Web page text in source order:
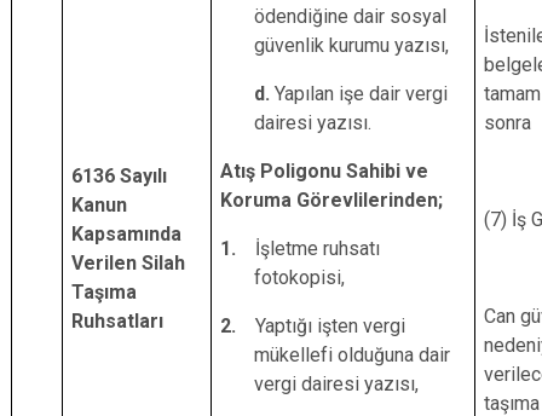
6136 Sayılı
Kanun
Kapsamında
Verilen Silah
Taşıma
Ruhsatları
ödendiğine dair sosyal
güvenlik kurumu yazısı,
d. Yapılan işe dair vergi
dairesi yazısı.
Atış Poligonu Sahibi ve
Koruma Görevlilerinden;
1. İşletme ruhsatı
fotokopisi,
2. Yaptığı işten vergi
mükellefi olduğuna dair
vergi dairesi yazısı,
sonra
(7) İş
Can